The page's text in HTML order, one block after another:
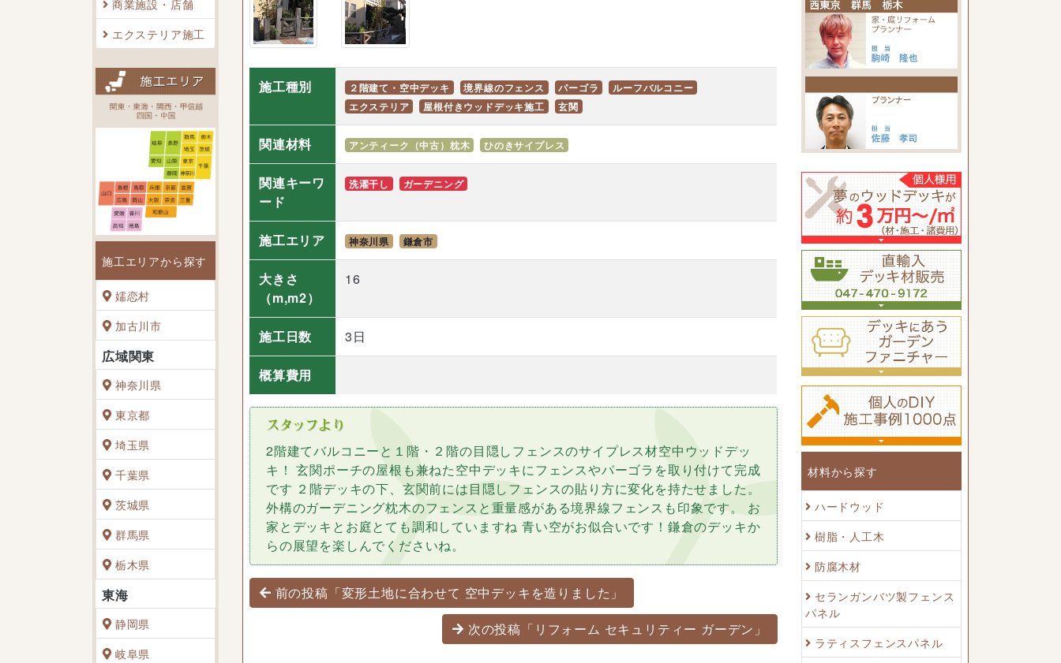
エクステリア施工
施工エリアから探す
嬬恋村
加古川市
神奈川県
東京都
埼玉県
千葉県
茨城県
群馬県
栃木県
静岡県
岐阜県
施工種別 ２階建て・空中デッキ 境界線のフェンス パーゴラ
ルーフバルコニー
エクステリア
屋根付きウッドデッキ施工 玄関
関連材料 アンティーク（中古）枕木 ひのきサイプレス
関連キーワ
ード
洗濯干し ガーデニング
施工エリア 神奈川県 鎌倉市
大きさ
（m,m2）
16
施工日数 3日
概算費用
2階建てバルコニーと１階・２階の目隠しフェンスのサイプレス材空中ウッドデッ
キ！ 玄関ポーチの屋根も兼ねた空中デッキにフェンスやパーゴラを取り付けて完成
です ２階デッキの下、玄関前には目隠しフェンスの貼り方に変化を持たせました。
外構のガーデニング枕木のフェンスと重量感がある境界線フェンスも印象です。 お
家とデッキとお庭とても調和していますね 青い空がお似合いです！鎌倉のデッキか
らの展望を楽しんでくださいね。
投稿ナビゲーション
前の投稿「変形土地に合わせて 空中デッキを造りました」
次の投稿「リフォーム セキュリティー ガーデン」
材料から探す
ハードウッド
樹脂・人工木
防腐木材
セランガンバツ製フェンス
パネル
ラティスフェンスパネル